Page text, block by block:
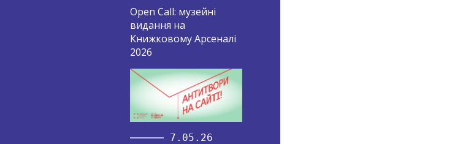
Open Call: музейні
видання на
Книжковому Арсеналі
2026
7.05.26